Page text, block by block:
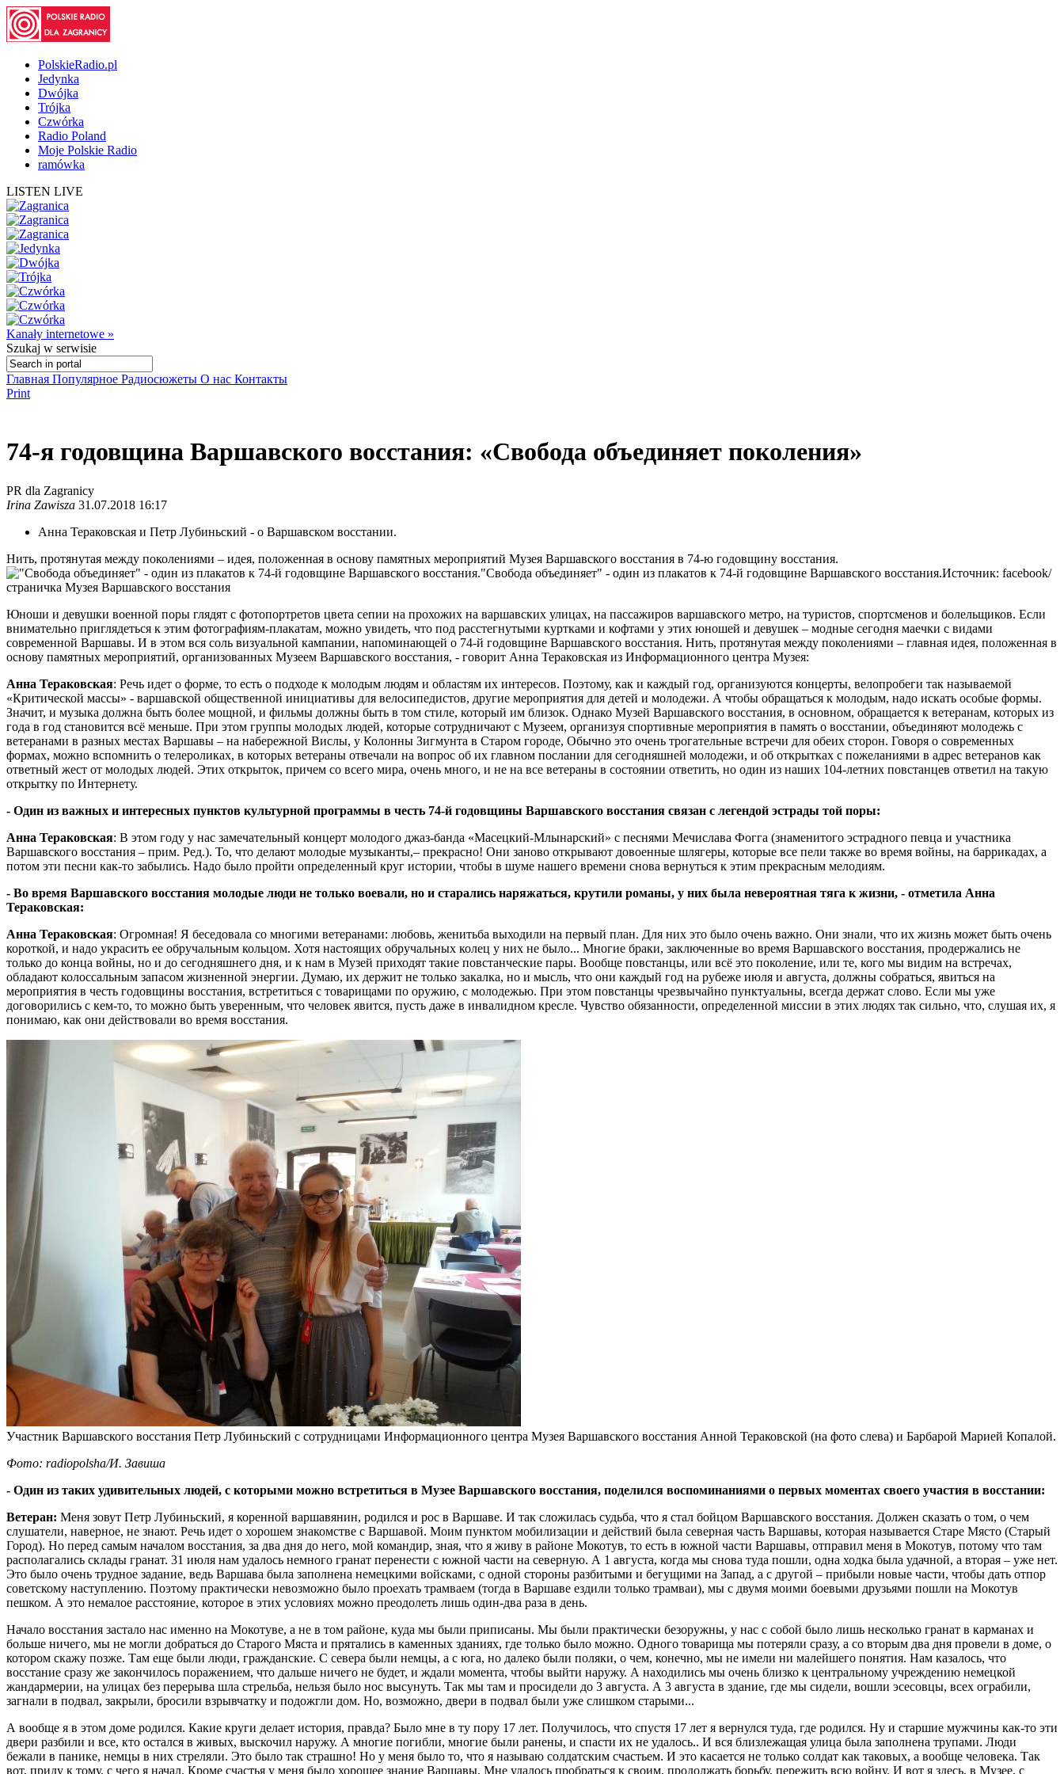
PolskieRadio.pl
Jedynka
Dwójka
Trójka
Czwórka
Radio Poland
Moje Polskie Radio
ramówka
LISTEN LIVE
Kanały internetowe »
Szukaj w serwisie
Главная Популярное Радиосюжеты О нас Контакты
Print
74-я годовщина Варшавского восстания: «Свобода объединяет поколения»
PR dla Zagranicy
Irina Zawisza 31.07.2018 16:17
Анна Тераковская и Петр Лубиньский - о Варшавском восстании.
Нить, протянутая между поколениями – идея, положенная в основу памятных мероприятий Музея Варшавского восстания в 74-ю годовщину восстания.
"Свобода объединяет" - один из плакатов к 74-й годовщине Варшавского восстания.Источник: facebook/
страничка Музея Варшавского восстания
Юноши и девушки военной поры глядят с фотопортретов цвета сепии на прохожих на варшавских улицах, на пассажиров варшавского метро, на туристов, спортсменов и болельщиков. Если
внимательно приглядеться к этим фотографиям-плакатам, можно увидеть, что под расстегнутыми куртками и кофтами у этих юношей и девушек – модные сегодня маечки с видами
современной Варшавы. И в этом вся соль визуальной кампании, напоминающей о 74-й годовщине Варшавского восстания. Нить, протянутая между поколениями – главная идея, положенная в
основу памятных мероприятий, организованных Музеем Варшавского восстания, - говорит Анна Тераковская из Информационного центра Музея:
Анна Тераковская: Речь идет о форме, то есть о подходе к молодым людям и областям их интересов. Поэтому, как и каждый год, организуются концерты, велопробеги так называемой
«Критической массы» - варшавской общественной инициативы для велосипедистов, другие мероприятия для детей и молодежи. А чтобы обращаться к молодым, надо искать особые формы.
Значит, и музыка должна быть более мощной, и фильмы должны быть в том стиле, который им близок. Однако Музей Варшавского восстания, в основном, обращается к ветеранам, которых из
года в год становится всё меньше. При этом группы молодых людей, которые сотрудничают с Музеем, организуя спортивные мероприятия в память о восстании, объединяют молодежь с
ветеранами в разных местах Варшавы – на набережной Вислы, у Колонны Зигмунта в Старом городе, Обычно это очень трогательные встречи для обеих сторон. Говоря о современных
формах, можно вспомнить о телероликах, в которых ветераны отвечали на вопрос об их главном послании для сегодняшней молодежи, и об открытках с пожеланиями в адрес ветеранов как
ответный жест от молодых людей. Этих открыток, причем со всего мира, очень много, и не на все ветераны в состоянии ответить, но один из наших 104-летних повстанцев ответил на такую
открытку по Интернету.
- Один из важных и интересных пунктов культурной программы в честь 74-й годовщины Варшавского восстания связан с легендой эстрады той поры:
Анна Тераковская: В этом году у нас замечательный концерт молодого джаз-банда «Масецкий-Млынарский» с песнями Мечислава Фогга (знаменитого эстрадного певца и участника
Варшавского восстания – прим. Ред.). То, что делают молодые музыканты,– прекрасно! Они заново открывают довоенные шлягеры, которые все пели также во время войны, на баррикадах, а
потом эти песни как-то забылись. Надо было пройти определенный круг истории, чтобы в шуме нашего времени снова вернуться к этим прекрасным мелодиям.
- Во время Варшавского восстания молодые люди не только воевали, но и старались наряжаться, крутили романы, у них была невероятная тяга к жизни, - отметила Анна
Тераковская:
Анна Тераковская: Огромная! Я беседовала со многими ветеранами: любовь, женитьба выходили на первый план. Для них это было очень важно. Они знали, что их жизнь может быть очень
короткой, и надо украсить ее обручальным кольцом. Хотя настоящих обручальных колец у них не было... Многие браки, заключенные во время Варшавского восстания, продержались не
только до конца войны, но и до сегодняшнего дня, и к нам в Музей приходят такие повстанческие пары. Вообще повстанцы, или всё это поколение, или те, кого мы видим на встречах,
обладают колоссальным запасом жизненной энергии. Думаю, их держит не только закалка, но и мысль, что они каждый год на рубеже июля и августа, должны собраться, явиться на
мероприятия в честь годовщины восстания, встретиться с товарищами по оружию, с молодежью. При этом повстанцы чрезвычайно пунктуальны, всегда держат слово. Если мы уже
договорились с кем-то, то можно быть уверенным, что человек явится, пусть даже в инвалидном кресле. Чувство обязанности, определенной миссии в этих людях так сильно, что, слушая их, я
понимаю, как они действовали во время восстания.
Участник Варшавского восстания Петр Лубиньский с сотрудницами Информационного центра Музея Варшавского восстания Анной Тераковской (на фото слева) и Барбарой Марией Копалой.
Фото: radiopolsha/И. Завиша
- Один из таких удивительных людей, с которыми можно встретиться в Музее Варшавского восстания, поделился воспоминаниями о первых моментах своего участия в восстании:
Ветеран: Меня зовут Петр Лубиньский, я коренной варшавянин, родился и рос в Варшаве. И так сложилась судьба, что я стал бойцом Варшавского восстания. Должен сказать о том, о чем
слушатели, наверное, не знают. Речь идет о хорошем знакомстве с Варшавой. Моим пунктом мобилизации и действий была северная часть Варшавы, которая называется Старе Място (Старый
Город). Но перед самым началом восстания, за два дня до него, мой командир, зная, что я живу в районе Мокотув, то есть в южной части Варшавы, отправил меня в Мокотув, потому что там
располагались склады гранат. 31 июля нам удалось немного гранат перенести с южной части на северную. А 1 августа, когда мы снова туда пошли, одна ходка была удачной, а вторая – уже нет.
Это было очень трудное задание, ведь Варшава была заполнена немецкими войсками, с одной стороны разбитыми и бегущими на Запад, а с другой – прибыли новые части, чтобы дать отпор
советскому наступлению. Поэтому практически невозможно было проехать трамваем (тогда в Варшаве ездили только трамваи), мы с двумя моими боевыми друзьями пошли на Мокотув
пешком. А это немалое расстояние, которое в этих условиях можно преодолеть лишь один-два раза в день.
Начало восстания застало нас именно на Мокотуве, а не в том районе, куда мы были приписаны. Мы были практически безоружны, у нас с собой было лишь несколько гранат в карманах и
больше ничего, мы не могли добраться до Старого Мяста и прятались в каменных зданиях, где только было можно. Одного товарища мы потеряли сразу, а со вторым два дня провели в доме, о
котором скажу позже. Там еще были люди, гражданские. С севера были немцы, а с юга, но далеко были поляки, о чем, конечно, мы не имели ни малейшего понятия. Нам казалось, что
восстание сразу же закончилось поражением, что дальше ничего не будет, и ждали момента, чтобы выйти наружу. А находились мы очень близко к центральному учреждению немецкой
жандармерии, на улицах без перерыва шла стрельба, нельзя было нос высунуть. Так мы там и просидели до 3 августа. А 3 августа в здание, где мы сидели, вошли эсесовцы, всех ограбили,
загнали в подвал, закрыли, бросили взрывчатку и подожгли дом. Но, возможно, двери в подвал были уже слишком старыми...
А вообще я в этом доме родился. Какие круги делает история, правда? Было мне в ту пору 17 лет. Получилось, что спустя 17 лет я вернулся туда, где родился. Ну и старшие мужчины как-то эти
двери разбили и все, кто остался в живых, выскочил наружу. А многие погибли, многие были ранены, и спасти их не удалось.. И вся близлежащая улица была заполнена трупами. Люди
бежали в панике, немцы в них стреляли. Это было так страшно! Но у меня было то, что я называю солдатским счастьем. И это касается не только солдат как таковых, а вообще человека. Так
вот, приду к тому, с чего я начал. Кроме счастья у меня было хорошее знание Варшавы. Мне удалось пробраться к своим, продолжать борьбу, пережить всю войну. И вот я здесь, в Музее, с